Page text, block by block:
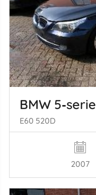
BMW 5‑serie
E60 520D
2007